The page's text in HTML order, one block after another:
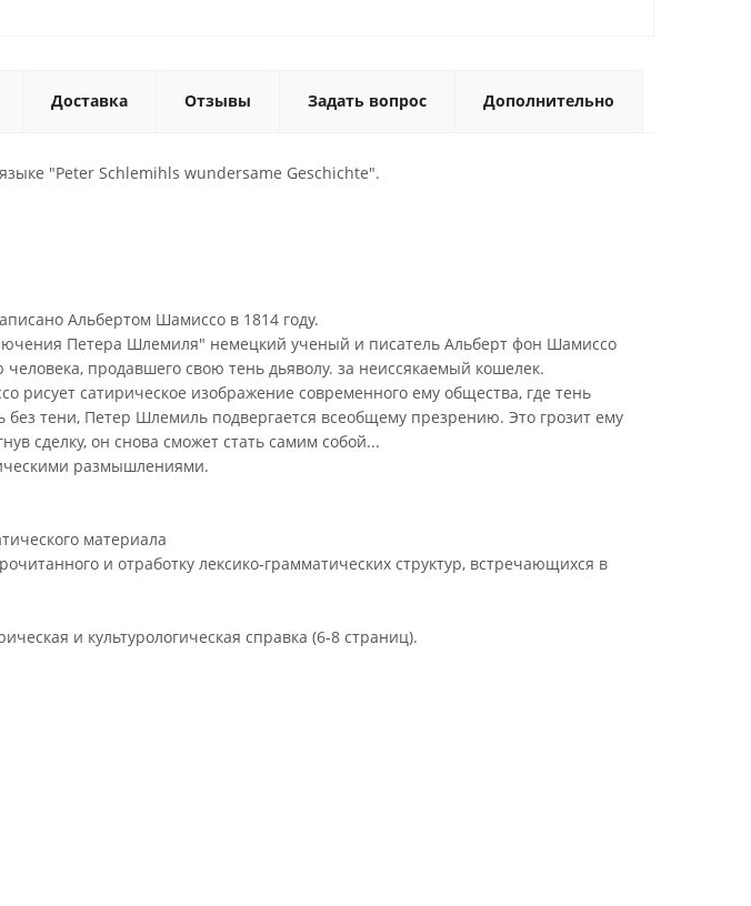
Доставка Отзывы Задать вопрос Дополнительно
"Peter Schlemihls wundersame Geschichte".
Альбертом Шамиссо в 1814 году.
Петера Шлемиля" немецкий ученый и писатель Альберт фон Шамиссо
продавшего свою тень дьяволу. за неиссякаемый кошелек.
рисует сатирическое изображение современного ему общества, где тень
без тени, Петер Шлемиль подвергается всеобщему презрению. Это грозит ему
сделку, он снова сможет стать самим собой...
размышлениями.
материала
и отработку лексико-грамматических структур, встречающихся в
и культурологическая справка (6-8 страниц).